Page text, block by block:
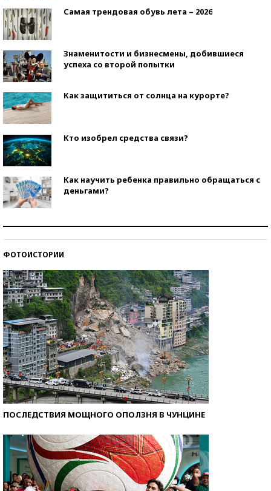
Самая трендовая обувь лета – 2026
Знаменитости и бизнесмены, добившиеся
успеха со второй попытки
Как защититься от солнца на курорте?
Кто изобрел средства связи?
Как научить ребенка правильно обращаться с
деньгами?
ФОТОИСТОРИИ
ПОСЛЕДСТВИЯ МОЩНОГО ОПОЛЗНЯ В ЧУНЦИНЕ